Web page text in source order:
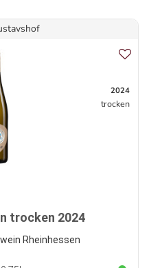
2024
trocken
trocken 2024
Rheinhessen